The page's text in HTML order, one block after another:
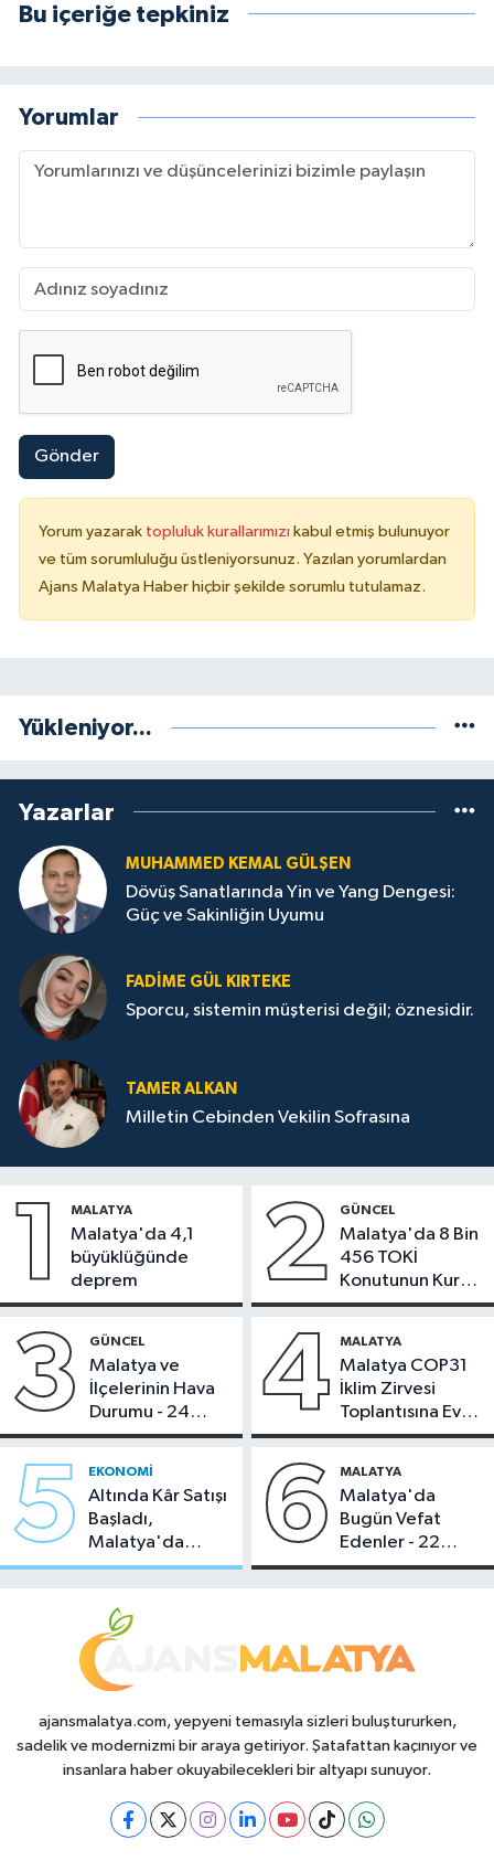
Bu içeriğe tepkiniz
Yorumlar
Gönder
Yorum yazarak topluluk kurallarımızı kabul etmiş bulunuyor
ve tüm sorumluluğu üstleniyorsunuz. Yazılan yorumlardan
Ajans Malatya Haber hiçbir şekilde sorumlu tutulamaz.
Yükleniyor...
Yazarlar
MUHAMMED KEMAL GÜLŞEN
Dövüş Sanatlarında Yin ve Yang Dengesi:
Güç ve Sakinliğin Uyumu
FADIME GÜL KIRTEKE
Sporcu, sistemin müşterisi değil; öznesidir.
TAMER ALKAN
Milletin Cebinden Vekilin Sofrasına
1 MALATYA
Malatya'da 4,1
büyüklüğünde
deprem
2 GÜNCEL
Malatya'da 8 Bin
456 TOKİ
Konutunun Kurası
Bugün Çekiliyor
3 GÜNCEL
Malatya ve
İlçelerinin Hava
Durumu - 24
Temmuz 2026
4 MALATYA
Malatya COP31
İklim Zirvesi
Toplantısına Ev
Sahipliği Yaptı
5 EKONOMI
Altında Kâr Satışı
Başladı,
Malatya'da
Makas Ne
6 MALATYA
Malatya'da
Bugün Vefat
Edenler - 22
Temmuz 2026
ajansmalatya.com, yepyeni temasıyla sizleri buluştururken,
sadelik ve modernizmi bir araya getiriyor. Şatafattan kaçınıyor ve
insanlara haber okuyabilecekleri bir altyapı sunuyor.